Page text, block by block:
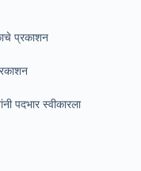
प्रकाशन
पदभार स्वीकारला